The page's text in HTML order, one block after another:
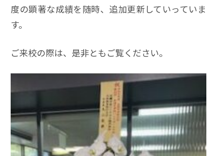
度の顕著な成績を随時、追加更新していっていま
す。
ご来校の際は、是非ともご覧ください。